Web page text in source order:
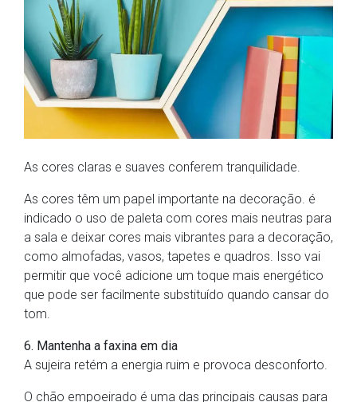
As cores claras e suaves conferem tranquilidade.
As cores têm um papel importante na decoração. é
indicado o uso de paleta com cores mais neutras para
a sala e deixar cores mais vibrantes para a decoração,
como almofadas, vasos, tapetes e quadros. Isso vai
permitir que você adicione um toque mais energético
que pode ser facilmente substituído quando cansar do
tom.
6. Mantenha a faxina em dia
A sujeira retém a energia ruim e provoca desconforto.
O chão empoeirado é uma das principais causas para